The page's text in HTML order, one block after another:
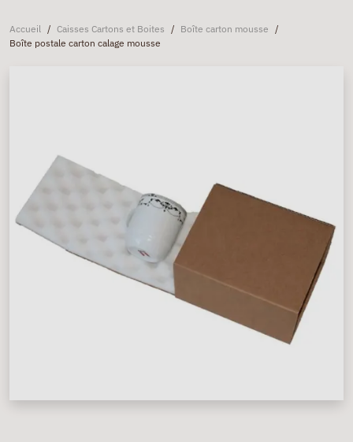
Accueil / Caisses Cartons et Boites / Boîte carton mousse /
Boîte postale carton calage mousse